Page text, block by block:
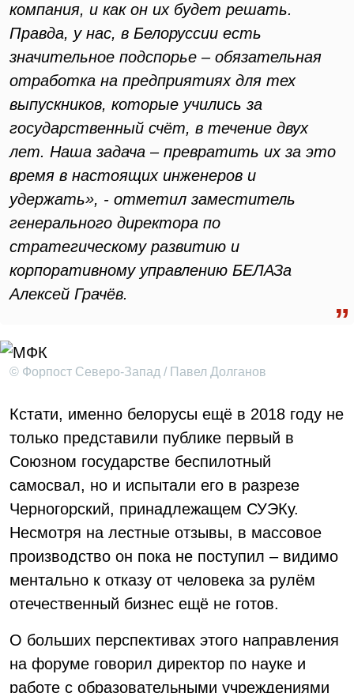
компания, и как он их будет решать.
Правда, у нас, в Белоруссии есть
значительное подспорье – обязательная
отработка на предприятиях для тех
выпускников, которые учились за
государственный счёт, в течение двух
лет. Наша задача – превратить их за это
время в настоящих инженеров и
удержать», - отметил заместитель
генерального директора по
стратегическому развитию и
корпоративному управлению БЕЛАЗа
Алексей Грачёв.
© Форпост Северо-Запад / Павел Долганов
Кстати, именно белорусы ещё в 2018 году не
только представили публике первый в
Союзном государстве беспилотный
самосвал, но и испытали его в разрезе
Черногорский, принадлежащем СУЭКу.
Несмотря на лестные отзывы, в массовое
производство он пока не поступил – видимо
ментально к отказу от человека за рулём
отечественный бизнес ещё не готов.
О больших перспективах этого направления
на форуме говорил директор по науке и
работе с образовательными учреждениями